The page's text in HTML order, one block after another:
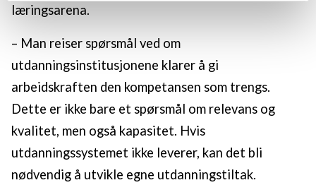
relevant innhold, tilpassede annonser og utarbeide
Vi deler bare informasjon om hvordan du bruker
nettstedet med LO Medias egne samarbeidspartnere
oversikten lengre ned på denne siden.
læringsarena.
– Man reiser spørsmål ved om
utdanningsinstitusjonene klarer å gi
arbeidskraften den kompetansen som trengs.
Dette er ikke bare et spørsmål om relevans og
kvalitet, men også kapasitet. Hvis
utdanningssystemet ikke leverer, kan det bli
nødvendig å utvikle egne utdanningstiltak.